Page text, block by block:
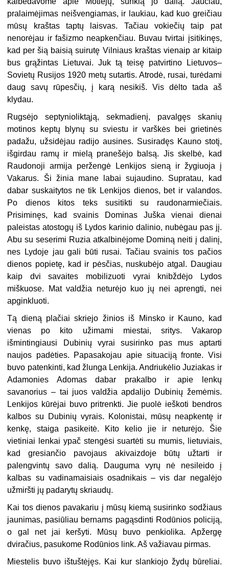
pralaimėjimas neišvengiamas, ir laukiau, kad kuo greičiau
mūsų kraštas taptų laisvas. Tačiau vokiečių taip pat
nenorėjau ir fašizmo neapkenčiau. Buvau tvirtai įsitikinęs,
kad per šią baisią suirutę Vilniaus kraštas vienaip ar kitaip
bus grąžintas Lietuvai. Juk tą teisę patvirtino Lietuvos–
Sovietų Rusijos 1920 metų sutartis. Atrodė, rusai, turėdami
daug savų rūpesčių, į karą nesikiš. Vis dėlto tada aš
klydau.
Rugsėjo septynioliktąją, sekmadienį, pavalgęs skanių
motinos keptų blynų su sviestu ir varškės bei grietinės
padažu, užsidėjau radijo ausines. Susiradęs Kauno stotį,
išgirdau ramų ir mielą pranešėjo balsą. Jis skelbė, kad
Raudonoji armija peržengė Lenkijos sieną ir žygiuoja į
Vakarus. Ši žinia mane labai sujaudino. Supratau, kad
dabar suskaitytos ne tik Lenkijos dienos, bet ir valandos.
Po dienos kitos teks susitikti su raudonarmiečiais.
Prisiminęs, kad svainis Dominas Juška vienai dienai
paleistas atostogų iš Lydos karinio dalinio, nubėgau pas jį.
Abu su seserimi Ruzia atkalbinėjome Dominą neiti į dalinį,
nes Lydoje jau gali būti rusai. Tačiau svainis tos pačios
dienos popietę, kad ir pėsčias, nuskubėjo atgal. Daugiau
kaip dvi savaites mobilizuoti vyrai knibždėjo Lydos
miškuose. Mat valdžia neturėjo kuo jų nei aprengti, nei
apginkluoti.
Tą dieną plačiai skriejo žinios iš Minsko ir Kauno, kad
vienas po kito užimami miestai, sritys. Vakarop
išmintingiausi Dubinių vyrai susirinko pas mus aptarti
naujos padėties. Papasakojau apie situaciją fronte. Visi
buvo patenkinti, kad žlunga Lenkija. Andriukėlio Juziakas ir
Adamonies Adomas dabar prakalbo ir apie lenkų
savanorius – tai juos valdžia apdalijo Dubinių žemėmis.
Lenkijos kūrėjai buvo pritrenkti. Jie puolė ieškoti bendros
kalbos su Dubinių vyrais. Kolonistai, mūsų neapkentę ir
kenkę, staiga pasikeitė. Kito kelio jie ir neturėjo. Šie
vietiniai lenkai ypač stengėsi suartėti su mumis, lietuviais,
kad gresiančio pavojaus akivaizdoje būtų užtarti ir
palengvintų savo dalią. Dauguma vyrų nė nesileido į
kalbas su vadinamaisiais osadnikais – vis dar negalėjo
užmiršti jų padarytų skriaudų.
Kai tos dienos pavakariu į mūsų kiemą susirinko sodžiaus
jaunimas, pasiūliau bernams pagąsdinti Rodūnios policiją,
o gal net jai keršyti. Mūsų buvo penkiolika. Apžergę
dviračius, pasukome Rodūnios link. Aš važiavau pirmas.
Miestelis buvo ištuštėjęs. Kai kur slankiojo žydų būreliai.